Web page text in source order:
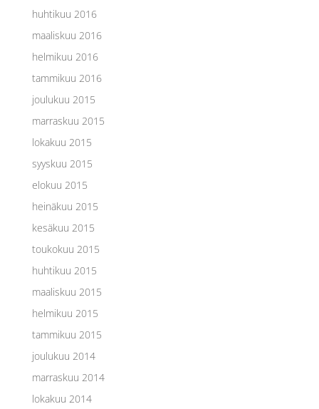
huhtikuu 2016
maaliskuu 2016
helmikuu 2016
tammikuu 2016
joulukuu 2015
marraskuu 2015
lokakuu 2015
syyskuu 2015
elokuu 2015
heinäkuu 2015
kesäkuu 2015
toukokuu 2015
huhtikuu 2015
maaliskuu 2015
helmikuu 2015
tammikuu 2015
joulukuu 2014
marraskuu 2014
lokakuu 2014